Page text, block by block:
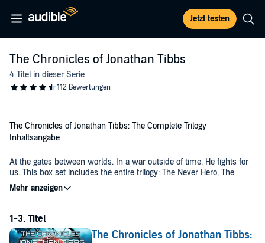
Jetzt testen
The Chronicles of Jonathan Tibbs
4 Titel in dieser Serie
The Chronicles of Jonathan Tibbs: The Complete Trilogy
Inhaltsangabe
At the gates between worlds. In a war outside of time. He fights for
us. This box set includes the entire trilogy: The Never Hero, The
Never Paradox, and The Never Army.
what happens when time itself becomes a weapon. Start the trilogy
today!
©2021 T. Ellery Hodges (P)2025 T. Ellery Hodges
The Chronicles of Jonathan Tibbs: